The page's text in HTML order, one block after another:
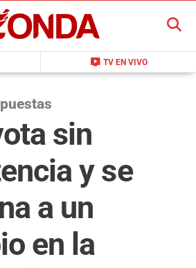
live_tv TV EN VIVO
BUSCAR
sin
y se
a un
en la